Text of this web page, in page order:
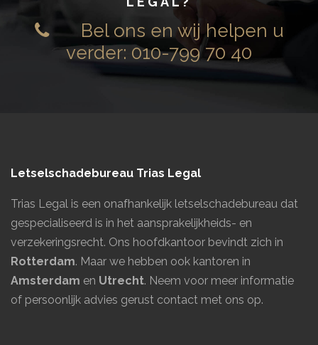
Bel ons en wij helpen u
verder: 010-799 70 40
Letselschadebureau Trias Legal
Trias Legal is een onafhankelijk letselschadebureau dat
gespecialiseerd is in het aansprakelijkheids- en
verzekeringsrecht. Ons hoofdkantoor bevindt zich in
Rotterdam. Maar we hebben ook kantoren in
Amsterdam en Utrecht. Neem voor meer informatie
of persoonlijk advies gerust contact met ons op.